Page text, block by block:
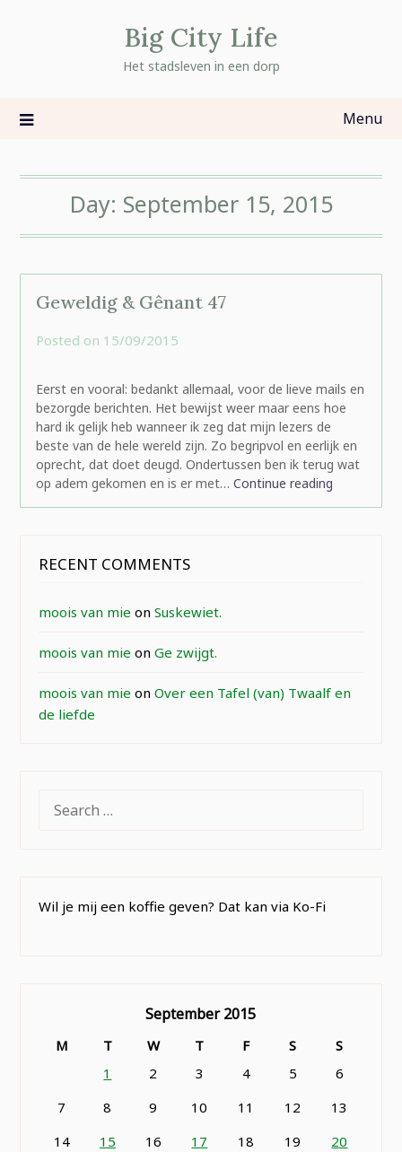
Big City Life
Het stadsleven in een dorp
Menu
Day: September 15, 2015
Geweldig & Gênant 47
Posted on 15/09/2015
Eerst en vooral: bedankt allemaal, voor de lieve mails en
bezorgde berichten. Het bewijst weer maar eens hoe
hard ik gelijk heb wanneer ik zeg dat mijn lezers de
beste van de hele wereld zijn. Zo begripvol en eerlijk en
oprecht, dat doet deugd. Ondertussen ben ik terug wat
op adem gekomen en is er met… Continue reading
RECENT COMMENTS
moois van mie onSuskewiet.
moois van mie onGe zwijgt.
moois van mie onOver een Tafel (van) Twaalf en
de liefde
FOR:
Wil je mij een koffie geven? Dat kan via Ko-Fi
September 2015
M T W T F S
S
1
2 3 4 5
6
7
8 9 10 11 12
13
14
15 16 17 18 19
20